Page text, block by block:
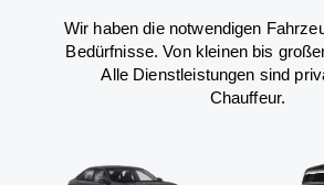
Wir haben die notwendigen
Bedürfnisse. Von kleinen bis
Alle Dienstleistungen sind
Chauffeur.